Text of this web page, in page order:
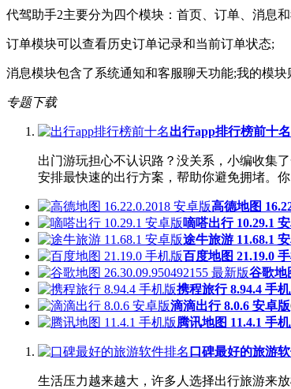
代驾助手2主要分为四个模块：首页、订单、消息
订单模块可以查看历史订单记录和当前订单状态;
消息模块包含了系统通知和客服聊天功能;我的模
专题下载
出行app排行榜前十名
出门游玩担心不认识路？没关系，小编收集
安排最快速的出行方案，帮助你避免拥堵。你
高德地图
嘀嗒出行 10.29.1
途牛旅游 11.68.1
百度地图 21.19.0
谷歌地
携程旅行 8.94.4 手
滴滴出行 8.0.6 安卓版
腾讯地图 11.4.1 手
口碑最好的旅游
生活压力越来越大，许多人选择出行旅游来